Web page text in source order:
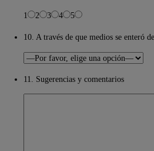
1 2 3 4 5
10. A través de que medios se enteró
11. Sugerencias y comentarios